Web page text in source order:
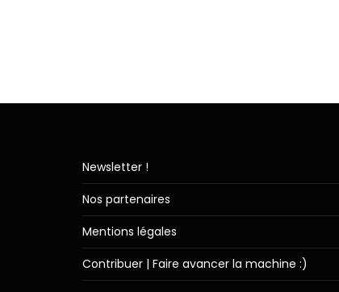
Newsletter !
Nos partenaires
Mentions légales
Contribuer | Faire avancer la machine :)